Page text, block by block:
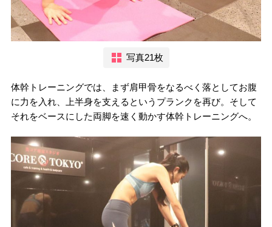
写真21枚
体幹トレーニングでは、まず肩甲骨をなるべく落としてお腹
に力を入れ、上半身を支えるというプランクを再び。そして
それをベースにした両脚を速く動かす体幹トレーニングへ。